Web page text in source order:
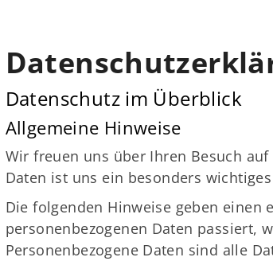
Datenschutz im Überblick
Allgemeine Hinweise
Wir freuen uns über Ihren Besuch
Daten ist uns ein besonders
Die folgenden Hinweise geben
personenbezogenen Daten passiert,
Personenbezogene Daten sind alle